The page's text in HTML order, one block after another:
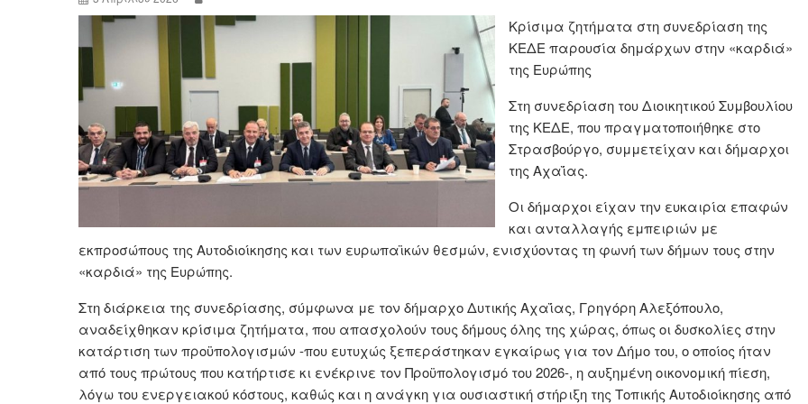
Kρίσιμα ζητήματα στη συνεδρίαση της
ΚΕΔΕ παρουσία δημάρχων στην «καρδιά»
της Ευρώπης
Στη συνεδρίαση του Διοικητικού Συμβουλίου
της ΚΕΔΕ, που πραγματοποιήθηκε στο
Στρασβούργο, συμμετείχαν και δήμαρχοι
της Αχαΐας.
Οι δήμαρχοι είχαν την ευκαιρία επαφών
και ανταλλαγής εμπειριών με
εκπροσώπους της Αυτοδιοίκησης και των ευρωπαϊκών θεσμών, ενισχύοντας τη φωνή των δήμων τους στην
«καρδιά» της Ευρώπης.
Στη διάρκεια της συνεδρίασης, σύμφωνα με τον δήμαρχο Δυτικής Αχαΐας, Γρηγόρη Αλεξόπουλο,
αναδείχθηκαν κρίσιμα ζητήματα, που απασχολούν τους δήμους όλης της χώρας, όπως οι δυσκολίες στην
κατάρτιση των προϋπολογισμών -που ευτυχώς ξεπεράστηκαν εγκαίρως για τον Δήμο του, ο οποίος ήταν
από τους πρώτους που κατήρτισε κι ενέκρινε τον Προϋπολογισμό του 2026-, η αυξημένη οικονομική πίεση,
λόγω του ενεργειακού κόστους, καθώς και η ανάγκη για ουσιαστική στήριξη της Τοπικής Αυτοδιοίκησης από